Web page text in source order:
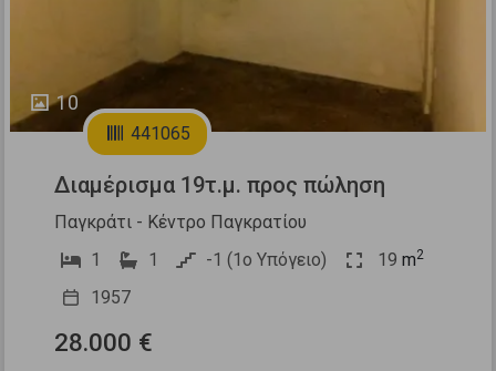
10
441065
Διαμέρισμα 19τ.μ. προς πώληση
Παγκράτι - Κέντρο Παγκρατίου
1
1 -1 (1ο Υπόγειο) 19 m2
1957
28.000 €